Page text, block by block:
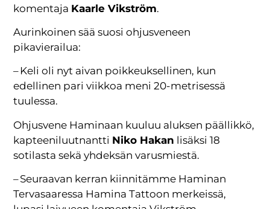
komentaja Kaarle Vikström.
Aurinkoinen sää suosi ohjusveneen
pikavierailua:
– Keli oli nyt aivan poikkeuksellinen, kun
edellinen pari viikkoa meni 20-metrisessä
tuulessa.
Ohjusvene Haminaan kuuluu aluksen päällikkö,
kapteeniluutnantti Niko Hakan lisäksi 18
sotilasta sekä yhdeksän varusmiestä.
– Seuraavan kerran kiinnitämme Haminan
Tervasaaressa Hamina Tattoon merkeissä,